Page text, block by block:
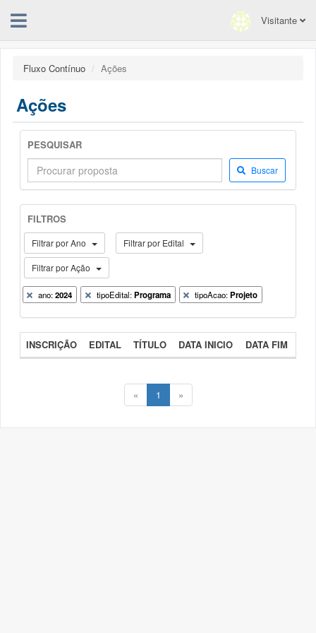
Visitante
Fluxo Contínuo Ações
Ações
PESQUISAR
Buscar
FILTROS
Filtrar por Ano Filtrar por Edital
Filtrar por Ação
ano:2024 tipoEdital:Programa tipoAcao:Projeto
INSCRIÇÃO EDITAL TÍTULO DATA INICIO DATA FIM
« 1 »